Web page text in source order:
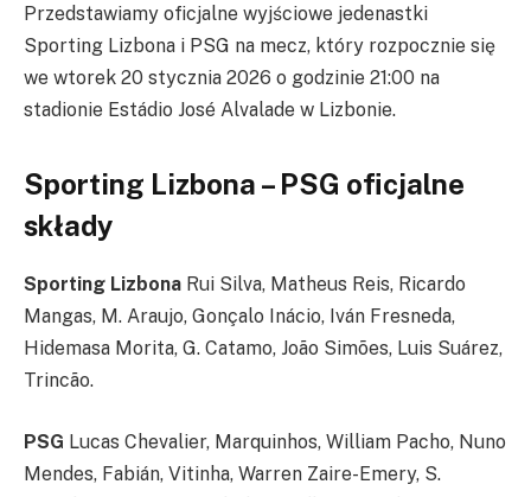
Przedstawiamy oficjalne wyjściowe jedenastki
Sporting Lizbona i PSG na mecz, który rozpocznie się
we wtorek 20 stycznia 2026 o godzinie 21:00 na
stadionie Estádio José Alvalade w Lizbonie.
Sporting Lizbona – PSG oficjalne
składy
Sporting Lizbona Rui Silva, Matheus Reis, Ricardo
Mangas, M. Araujo, Gonçalo Inácio, Iván Fresneda,
Hidemasa Morita, G. Catamo, João Simões, Luis Suárez,
Trincão.
PSG Lucas Chevalier, Marquinhos, William Pacho, Nuno
Mendes, Fabián, Vitinha, Warren Zaire-Emery, S.